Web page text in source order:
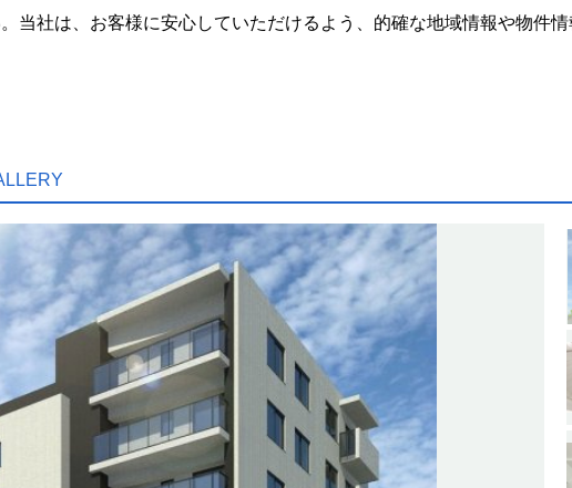
当社は、お客様に安心していただけるよう、的確な地域情報や物件